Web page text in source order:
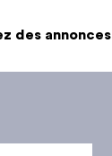
des annonces